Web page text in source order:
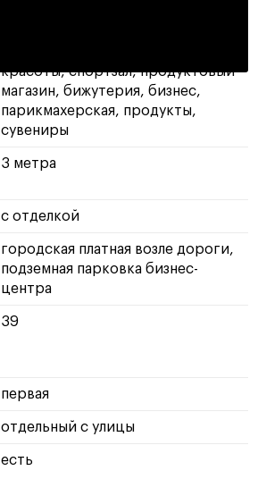
красоты спортзал продуктовый
магазин бижутерия бизнес
парикмахерская
продукты
сувениры
3 метра
с отделкой
городская платная возле дороги,
подземная парковка бизнес-
центра
39
первая
отдельный с улицы
есть